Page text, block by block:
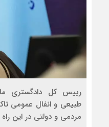
رییس کل دادگستری
طبیعی و انفال عمومی
مردمی و دولتی در این